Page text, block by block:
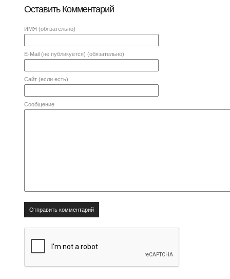
Оставить Комментарий
ИМЯ (обязательно)
E-Mail (не публикуется) (обязательно)
Сайт (если есть)
Сообщение